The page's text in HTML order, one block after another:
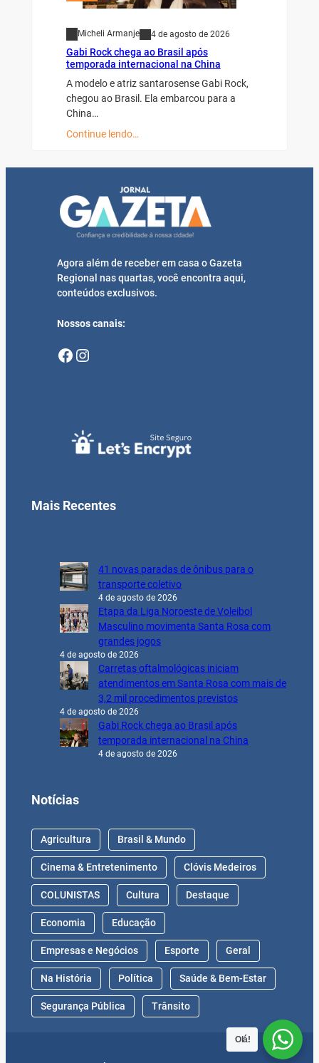
Micheli Armanje 4 de agosto de 2026
Gabi Rock chega ao Brasil após
temporada internacional na China
A modelo e atriz santarosense Gabi Rock,
chegou ao Brasil. Ela embarcou para a
China…
Continue lendo…
Agora além de receber em casa o Gazeta
Regional nas quartas, você encontra aqui,
conteúdos exclusivos.
Nossos canais:
Facebook Instagram
Mais Recentes
41 novas paradas de ônibus para o
transporte coletivo
4 de agosto de 2026
Etapa da Liga Noroeste de Voleibol
Masculino movimenta Santa Rosa com
grandes jogos
4 de agosto de 2026
Carretas oftalmológicas iniciam
atendimentos em Santa Rosa com mais de
3,2 mil procedimentos previstos
4 de agosto de 2026
Gabi Rock chega ao Brasil após
temporada internacional na China
4 de agosto de 2026
Notícias
Agricultura Brasil & Mundo
Cinema & Entretenimento Clóvis Medeiros
COLUNISTAS Cultura Destaque
Economia Educação
Empresas e Negócios Esporte Geral
Na História Política Saúde & Bem-Estar
Segurança Pública Trânsito
Olá!